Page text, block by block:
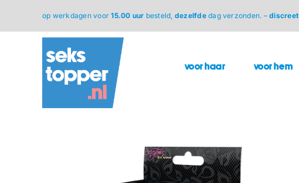
inhoud
op werkdagen voor15.00 uur besteld, dezelfdedag verzonden. –discreet
voor haar voor hem